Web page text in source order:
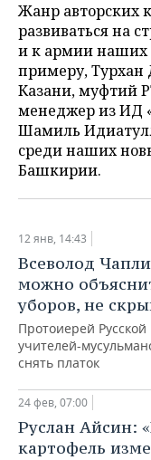
БИЗНЕС-БРАНЧИ
ONLINE-
ОТКРЫТАЯ
ФУТБОЛ
ХОККЕЙ
БАСКЕТБОЛ
ВОЛЕЙБОЛ
КИБЕРСПОРТ
ВОДНЫЕ ВИДЫ
ХОККЕЙ С
НОВОСТИ
ВЛАСТЬ
ИСТОРИЯ
КУЛЬТУРА
ОБРАЗОВАНИЕ
ПРОИСШЕСТВИЯ
ФОТОГАЛЕРЕЯ
СЮЖЕТЫ
СПРАВОЧНИК
СПИСОК ПЕРСОН
СПИСОК
ПОЛНАЯ ВЕРСИЯ
Жанр авторских
развиваться на
и к армии наших
примеру, Турхан
Казани, муфтий
менеджер из ИД
Шамиль
среди наших
Башкирии.
12 янв, 14:43
Всеволод
можно
уборов, не
Протоиерей
учителей-
снять платок
24 фев, 07:00
Руслан Айсин:
картофель